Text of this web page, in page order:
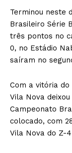
Terminou neste
Brasileiro Série
três pontos no
0, no Estádio
saíram no
Com a vitória
Vila Nova
Campeonato
colocado, com
Vila Nova do Z-